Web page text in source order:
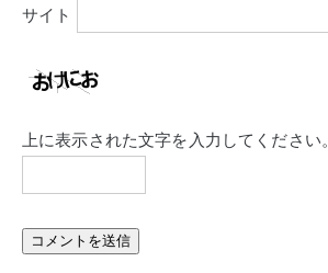
サイト
上に表示された文字を入力してください。